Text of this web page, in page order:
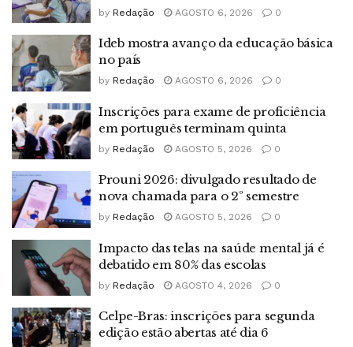
by Redação AGOSTO 6, 2026 0
Ideb mostra avanço da educação básica
no país
by Redação AGOSTO 6, 2026 0
Inscrições para exame de proficiência
em português terminam quinta
by Redação AGOSTO 5, 2026 0
Prouni 2026: divulgado resultado de
nova chamada para o 2º semestre
by Redação AGOSTO 5, 2026 0
Impacto das telas na saúde mental já é
debatido em 80% das escolas
by Redação AGOSTO 4, 2026 0
Celpe-Bras: inscrições para segunda
edição estão abertas até dia 6